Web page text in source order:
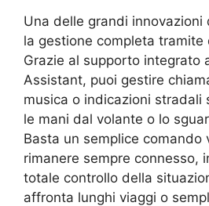
Una delle grandi innovazioni
la gestione completa tramite
Grazie al supporto integrato
Assistant, puoi gestire
musica o indicazioni stradali
le mani dal volante o lo
Basta un semplice comando
rimanere sempre connesso,
totale controllo della
affronta lunghi viaggi o